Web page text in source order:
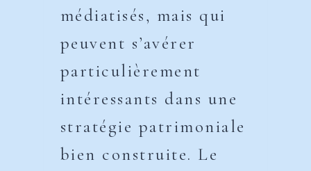
médiatisés, mais qui
peuvent s’avérer
particulièrement
intéressants dans une
stratégie patrimoniale
bien construite. Le